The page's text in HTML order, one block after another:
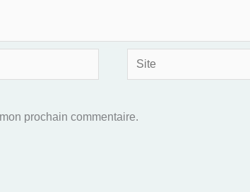
Site
prochain commentaire.